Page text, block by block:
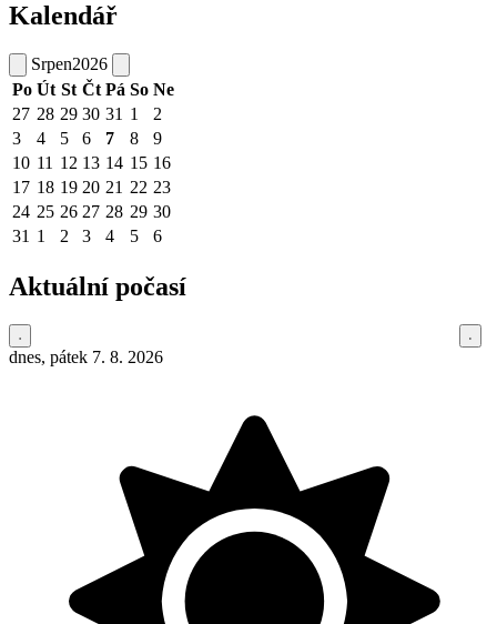
Kalendář
Srpen2026
Po Út St Čt Pá So Ne
27 28 29 30 31 1
2
3
4 5 6 7 8
9
10 11 12 13 14 15 16
17 18 19 20 21 22 23
24 25 26 27 28 29 30
31 1 2 3 4 5 6
Aktuální počasí
dnes, pátek 7. 8. 2026